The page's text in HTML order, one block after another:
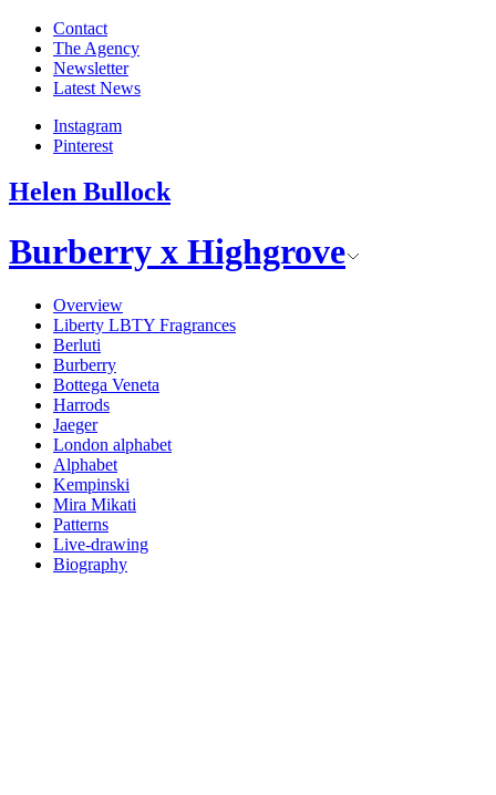
Contact
The Agency
Newsletter
Latest News
Instagram
Pinterest
Helen Bullock
Burberry x Highgrove
Overview
Liberty LBTY Fragrances
Berluti
Burberry
Bottega Veneta
Harrods
Jaeger
London alphabet
Alphabet
Kempinski
Mira Mikati
Patterns
Live-drawing
Biography